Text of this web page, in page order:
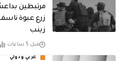
مرتبطين
زرع عبوة
زينب
قبل 5 ساعات
عربي ودولي